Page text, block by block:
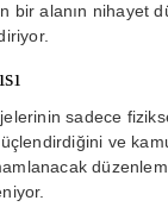
alanın nihayet
sadece
ve